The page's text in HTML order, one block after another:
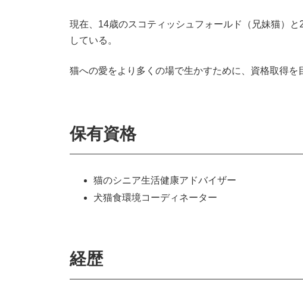
現在、14歳のスコティッシュフォールド（兄妹猫）
している。
猫への愛をより多くの場で生かすために、資格取得を
保有資格
猫のシニア生活健康アドバイザー
犬猫食環境コーディネーター
経歴